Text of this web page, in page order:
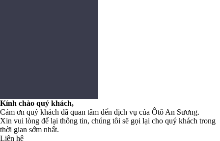
Kính chào quý khách,
Cám ơn quý khách đã quan tâm đến dịch vụ của Ôtô An Sương.
Xin vui lòng để lại thông tin, chúng tôi sẽ gọi lại cho quý khách trong
thời gian sớm nhất.
Liên hệ